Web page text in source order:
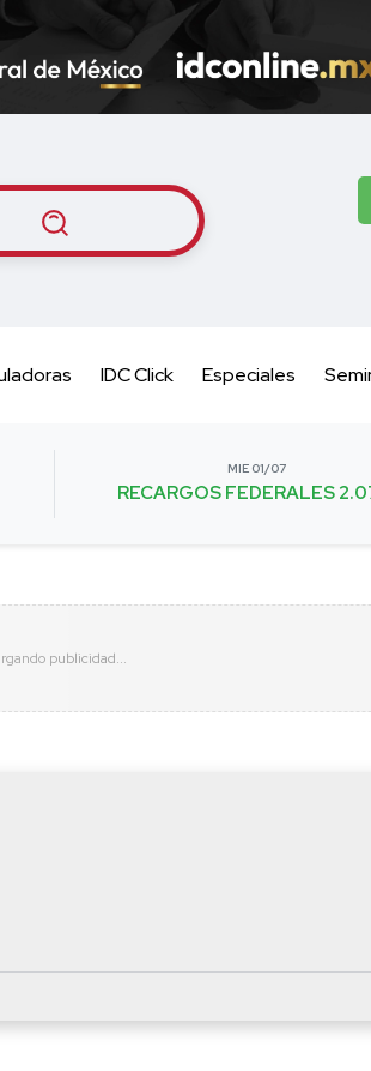
IDC Click Especiales
MIE 01/07
RECARGOS FEDERALES